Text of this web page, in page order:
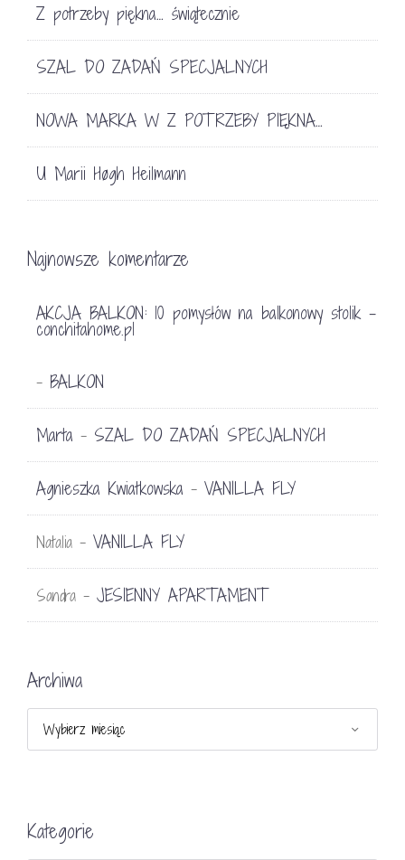
Z potrzeby piękna… świątecznie
SZAL DO ZADAŃ SPECJALNYCH
NOWA MARKA W Z POTRZEBY PIĘKNA…
U Marii Høgh Heilmann
Najnowsze komentarze
AKCJA BALKON: 10 pomysłów na balkonowy stolik -
conchitahome.pl
- BALKON
Marta - SZAL DO ZADAŃ SPECJALNYCH
Agnieszka Kwiatkowska - VANILLA FLY
Natalia - VANILLA FLY
Sandra - JESIENNY APARTAMENT
Archiwa
Kategorie